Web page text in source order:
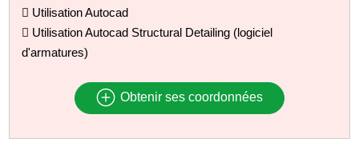
 Utilisation Autocad
 Utilisation Autocad Structural Detailing (logiciel
d'armatures)
Obtenir ses coordonnées